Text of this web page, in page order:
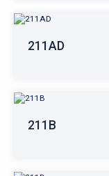
211AD
211B